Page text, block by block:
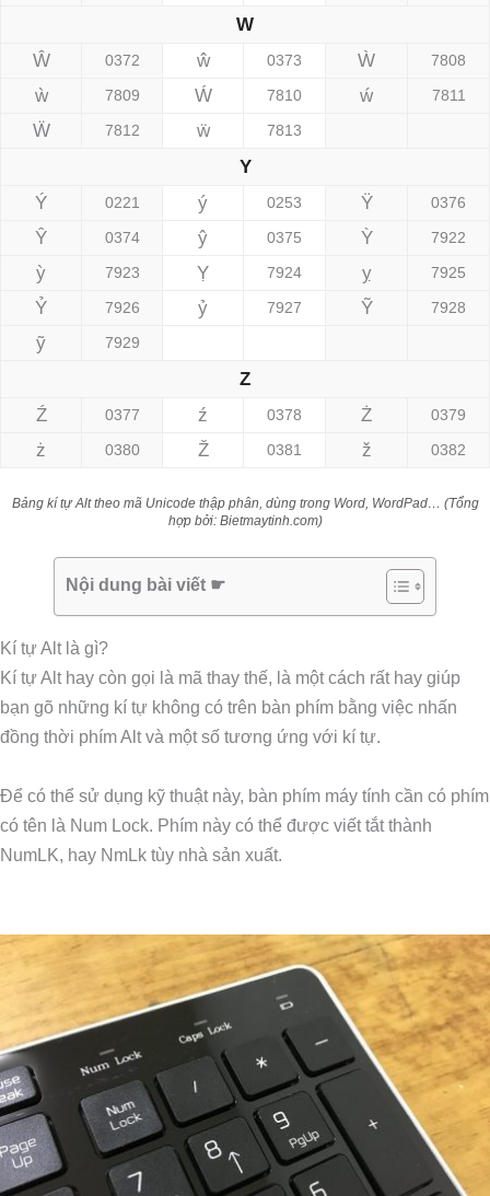
W
Ŵ
0372 ŵ 0373 Ẁ 7808
ẁ 7809 Ẃ 7810 ẃ 7811
Ẅ 7812 ẅ 7813
Y
Ý
0221 ý 0253 Ÿ 0376
Ŷ 0374 ŷ 0375 Ỳ 7922
ỳ 7923 Ỵ 7924 ỵ 7925
Ỷ 7926 ỷ 7927 Ỹ 7928
ỹ 7929
Z
Ź
0377 ź 0378 Ż 0379
ż 0380 Ž 0381 ž 0382
Bảng kí tự Alt theo mã Unicode thập phân, dùng trong Word, WordPad… (Tổng
hợp bởi: Bietmaytinh.com)
Nội dung bài viết ☛
Kí tự Alt là gì?
Kí tự Alt hay còn gọi là mã thay thế, là một cách rất hay giúp
bạn gõ những kí tự không có trên bàn phím bằng việc nhấn
đồng thời phím Alt và một số tương ứng với kí tự.
Để có thể sử dụng kỹ thuật này, bàn phím máy tính cần có phím
có tên là Num Lock. Phím này có thể được viết tắt thành
NumLK, hay NmLk tùy nhà sản xuất.